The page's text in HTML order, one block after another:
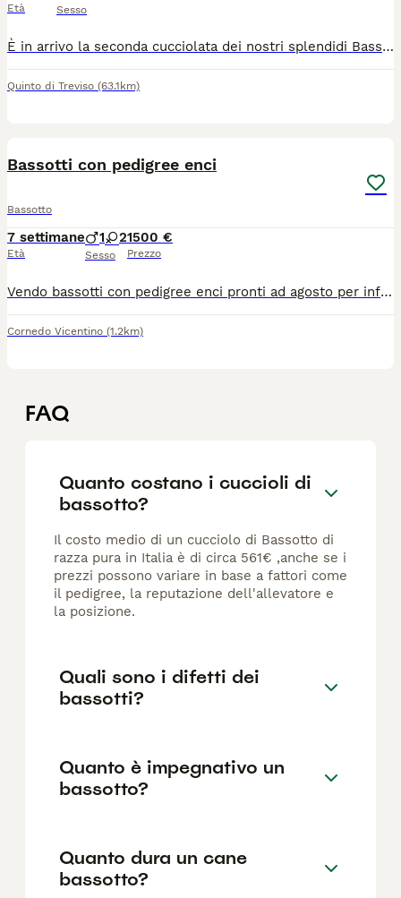
Età Sesso
È in arrivo la seconda cucciolata dei nostri splendidi Bassotti standard a pelo corto, con nascita prevista per i primi di agosto. I cuccioli cresceranno in un ambiente familiare come i genitori, abituati al contatto umano fin dai primi giorni e seguiti con cura e attenzione. Saranno ceduti solo dopo il terzo mese, svezzati, con libretto sanitario, trattamenti antiparassitari eseguiti e prime vaccinazioni. I cuccioli non saranno provvisti di pedigree. Per ricevere maggiori informazioni sui genitori, sulle disponibilità, sui colori e per avere foto e aggiornamenti durante la crescita dei cuccioli, contattatemi in privato. Cerco esclusivamente famiglie serie e responsabili.
Quinto di Treviso (63.1km)
Bassotti con pedigree enci
Bassotto
7 settimane
Età
1 2
Sesso
1500 €
Prezzo
Vendo bassotti con pedigree enci pronti ad agosto per informazioni contattare in privato papà kaninchen e mamma nana. allevamento LA BRUGHIERA DEI CUCCIOLI (INSTAGRAM)
Cornedo Vicentino (1.2km)
FAQ
Quanto costano i cuccioli di
bassotto?
Il costo medio di un cucciolo di Bassotto di
razza pura in Italia è di circa 561€ ,anche se i
prezzi possono variare in base a fattori come
il pedigree, la reputazione dell'allevatore e
la posizione.
Quali sono i difetti dei
bassotti?
Quanto è impegnativo un
bassotto?
Quanto dura un cane
bassotto?